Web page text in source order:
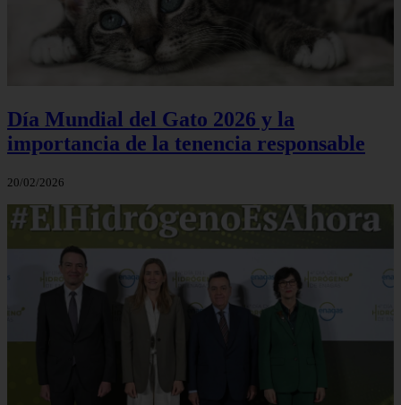
Día Mundial del Gato 2026 y la
importancia de la tenencia responsable
20/02/2026